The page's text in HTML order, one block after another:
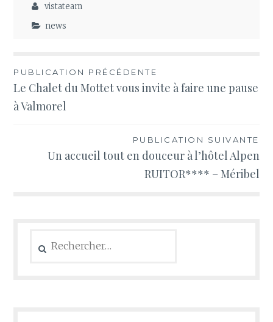
vistateam
news
Navigation
de
PUBLICATION PRÉCÉDENTE
Le Chalet du Mottet vous invite à faire une pause
à Valmorel
PUBLICATION SUIVANTE
Un accueil tout en douceur à l’hôtel Alpen
RUITOR**** – Méribel